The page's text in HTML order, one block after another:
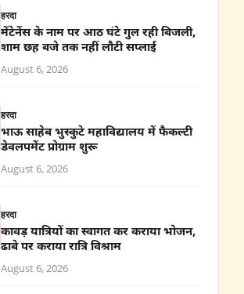
हरदा
मेंटेनेंस के नाम पर आठ घंटे गुल रही बिजली,
शाम छह बजे तक नहीं लौटी सप्लाई
August 6, 2026
हरदा
भाऊ साहेब भुस्कुटे महाविद्यालय में फैकल्टी
डेवलपमेंट प्रोग्राम शुरू
August 6, 2026
हरदा
कावड़ यात्रियों का स्वागत कर कराया भोजन,
ढाबे पर कराया रात्रि विश्राम
August 6, 2026